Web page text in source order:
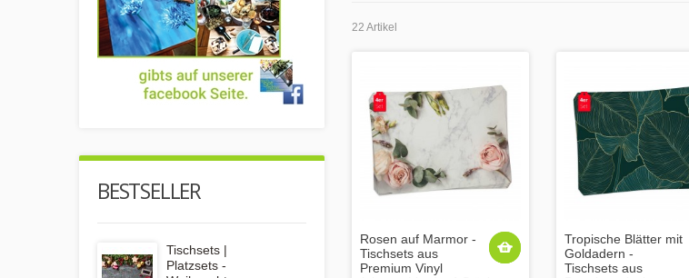
22 Artikel
Rosen auf Marmor -
Tischsets aus
Premium Vinyl
Tropische Blätter mit
Goldadern -
Tischsets aus
BESTSELLER
Tischsets |
Platzsets -